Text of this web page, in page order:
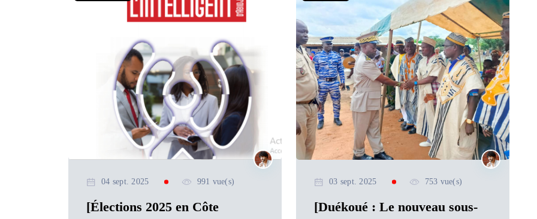
04 sept. 2025 991 vue(s)
[Élections 2025 en Côte
03 sept. 2025 753 vue(s)
[Duékoué : Le nouveau sous-